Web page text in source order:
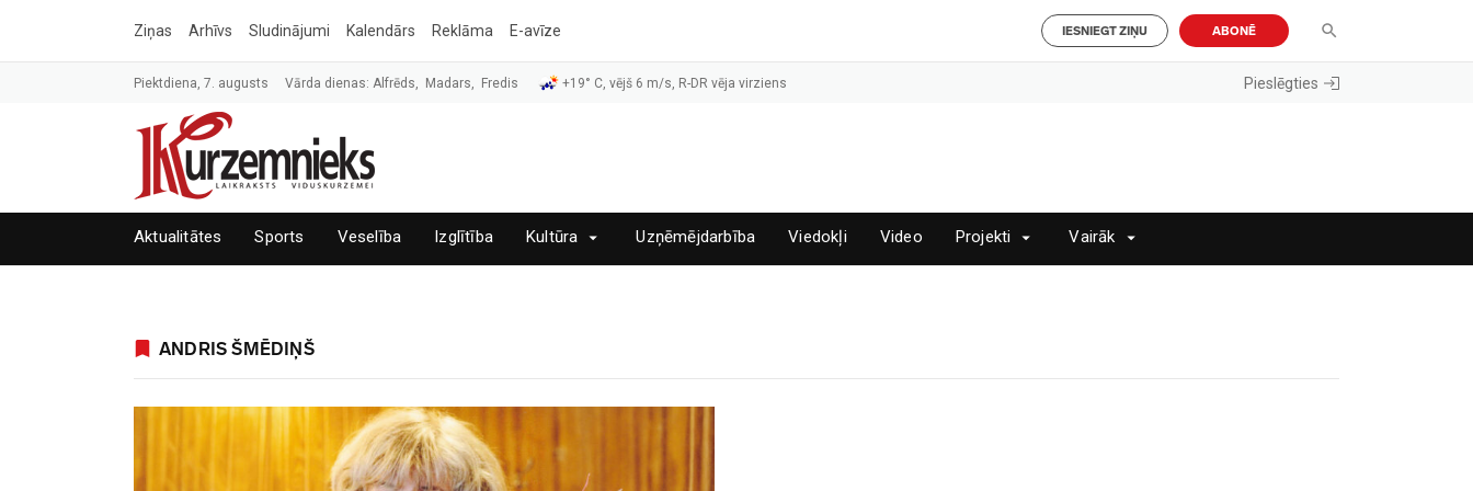
Ziņas Arhīvs Sludinājumi Kalendārs Reklāma E-avīze IESNIEGT ZIŅU ABONĒ
Piektdiena, 7. augusts Vārda dienas: Alfrēds, Madars, Fredis +19° C, vējš 6 m/s, R-DR vēja virziens Pieslēgties
Aktualitātes Sports Veselība Izglītība Kultūra Uzņēmējdarbība Viedokļi Video Projekti Vairāk
ANDRIS ŠMĒDIŅŠ